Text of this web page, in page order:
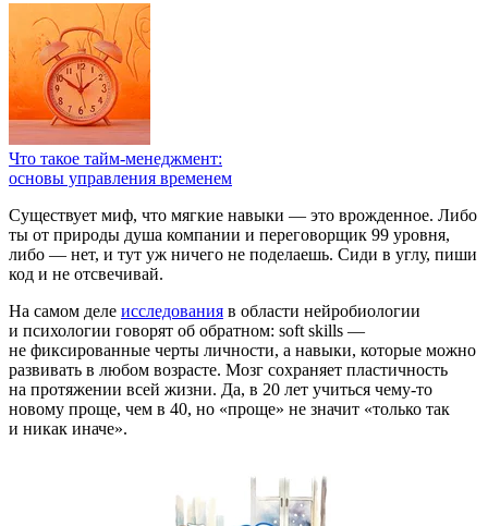
Что такое тайм-менеджмент:
основы управления временем
Существует миф, что мягкие навыки — это врожденное. Либо
ты от природы душа компании и переговорщик 99 уровня,
либо — нет, и тут уж ничего не поделаешь. Сиди в углу, пиши
код и не отсвечивай.
На самом деле исследования в области нейробиологии
и психологии говорят об обратном: soft skills —
не фиксированные черты личности, а навыки, которые можно
развивать в любом возрасте. Мозг сохраняет пластичность
на протяжении всей жизни. Да, в 20 лет учиться чему-то
новому проще, чем в 40, но «проще» не значит «только так
и никак иначе».